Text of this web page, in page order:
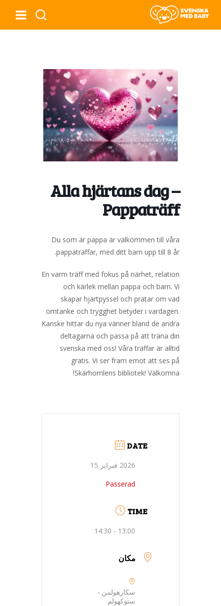
Alla hjärtans dag –
Pappaträff
Du som är pappa är välkommen till våra
pappaträffar, med ditt barn upp till 8 år.
En varm träff med fokus på närhet, relation
och kärlek mellan pappa och barn. Vi
skapar hjärtpyssel och pratar om vad
omtanke och trygghet betyder i vardagen.
Kanske hittar du nya vänner bland de andra
deltagarna och passa på att träna din
svenska med oss! Våra träffar är alltid
gratis. Vi ser fram emot att ses på
Skärhomlens bibliotek! Välkomna!
DATE
2026 فبراير 15
Passerad
TIME
13:00 - 14:30
مكان
سكارهولمن -
ستوكهولم